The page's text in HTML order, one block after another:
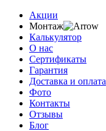
Акции
Монтаж
Калькулятор
О нас
Сертификаты
Гарантия
Доставка и оплата
Фото
Контакты
Отзывы
Блог